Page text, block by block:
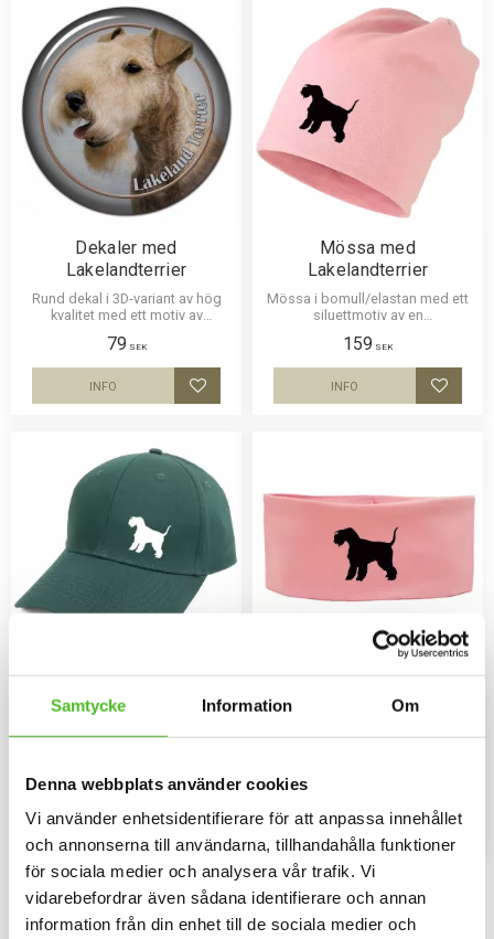
Samtycke Information Om
Denna webbplats använder cookies
Vi använder enhetsidentifierare för att anpassa innehållet
och annonserna till användarna, tillhandahålla funktioner
för sociala medier och analysera vår trafik. Vi
vidarebefordrar även sådana identifierare och annan
information från din enhet till de sociala medier och
Dekaler med
Lakelandterrier
Rund dekal i 3D-variant av hög
kvalitet med ett motiv av
storlekar 10 cm och 15 cm i
diameter.
79 SEK
Lägg till i favoriter
INFO
Mössa med
Lakelandterrier
Mössa i bomull/elastan med ett
siluettmotiv av en
flera färger.
159 SEK
Lägg
INFO
Keps med en
Lakelandterrier
Keps i borstad bomullstwill med
siluettmotiv av en
159SEK
INFO
Pannband med
Lakelandterrier
Pannband i kraftig Bomull /
INFO